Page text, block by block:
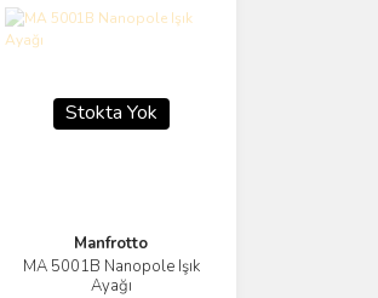
Stokta Yok
Manfrotto
MA 5001B Nanopole Işık
Ayağı
Görüntüle